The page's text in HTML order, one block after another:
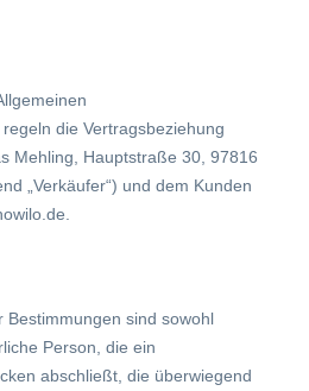
die Vertragsbeziehung
Mehling, Hauptstraße 30, 97816
„Verkäufer“) und dem Kunden
Bestimmungen sind sowohl
Person, die ein
abschließt, die überwiegend